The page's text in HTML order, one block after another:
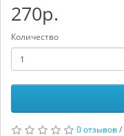
270р.
Количество
0 отзывов/